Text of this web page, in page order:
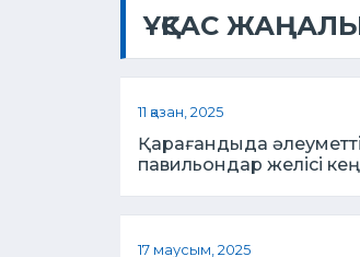
ҰҚСАС
11 қазан, 2025
Қарағандыда
павильондар желісі
17 маусым, 2025